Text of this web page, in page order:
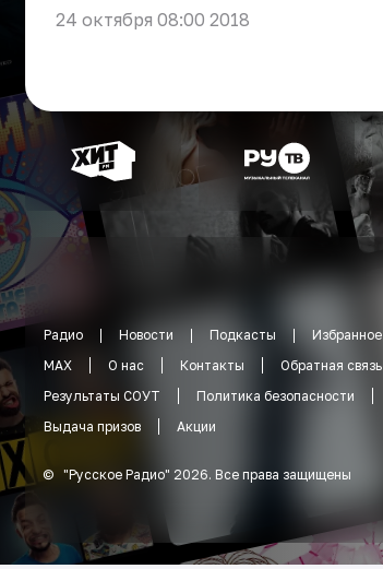
24 октября 08:00 2018
Радио Новости Подкасты Избранное
MAX
О нас Контакты Обратная связь
Результаты СОУТ
Политика безопасности
Выдача призов
Акции
© "Русское Радио" 2026. Все права защищены